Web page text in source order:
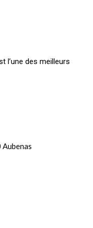
l’une des meilleurs